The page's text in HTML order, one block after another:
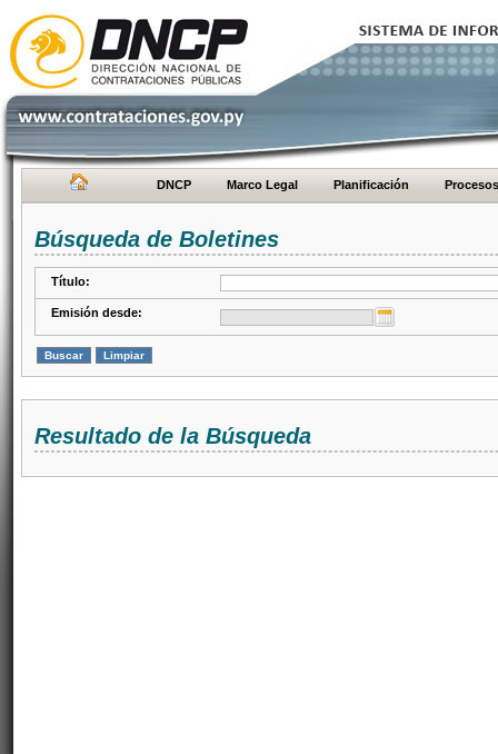
DNCP Marco Legal Planificación Procesos
Búsqueda de Boletines
Título:
Emisión desde:
Resultado de la Búsqueda